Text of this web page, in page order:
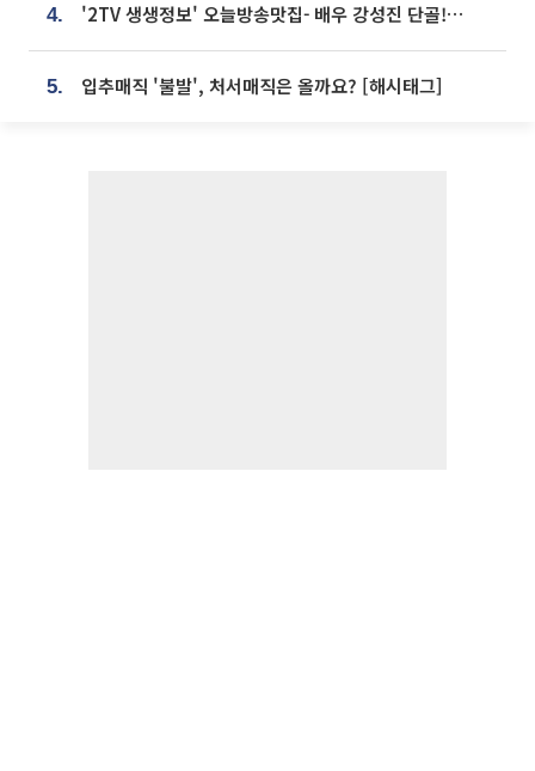
4. '2TV 생생정보' 오늘방송맛집- 배우 강성진 단골! 쌀국수ㆍ푸팟퐁 커리 맛집 '블○○○'
5. 입추매직 '불발', 처서매직은 올까요? [해시태그]